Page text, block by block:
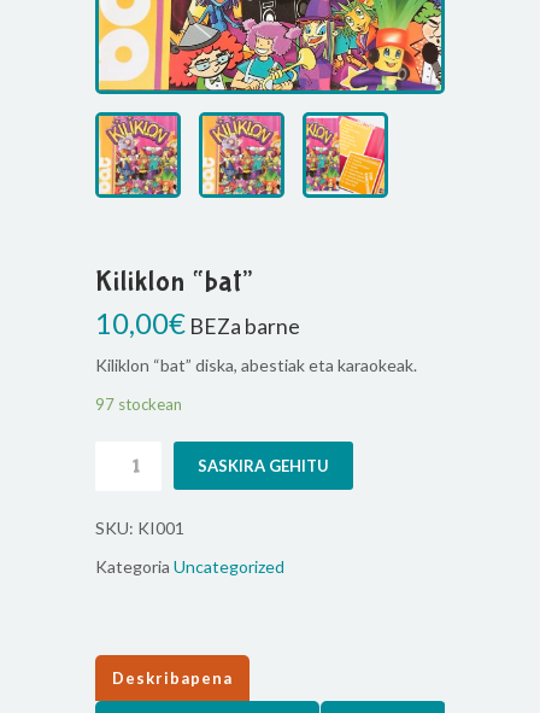
Kiliklon “bat”
10,00€ BEZa barne
Kiliklon “bat” diska, abestiak eta karaokeak.
97 stockean
Kiliklon
SASKIRA GEHITU
SKU: KI001
Kategoria Uncategorized
Deskribapena